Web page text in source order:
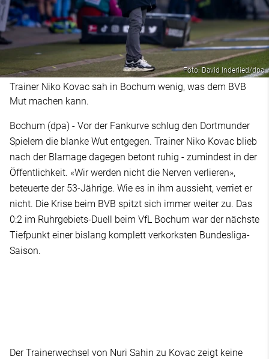
Foto: David Inderlied/dpa
Trainer Niko Kovac sah in Bochum wenig, was dem BVB
Mut machen kann.
Bochum (dpa) - Vor der Fankurve schlug den Dortmunder
Spielern die blanke Wut entgegen. Trainer Niko Kovac blieb
nach der Blamage dagegen betont ruhig - zumindest in der
Öffentlichkeit. «Wir werden nicht die Nerven verlieren»,
beteuerte der 53-Jährige. Wie es in ihm aussieht, verriet er
nicht. Die Krise beim BVB spitzt sich immer weiter zu. Das
0:2 im Ruhrgebiets-Duell beim VfL Bochum war der nächste
Tiefpunkt einer bislang komplett verkorksten Bundesliga-
Saison.
Der Trainerwechsel von Nuri Sahin zu Kovac zeigt keine